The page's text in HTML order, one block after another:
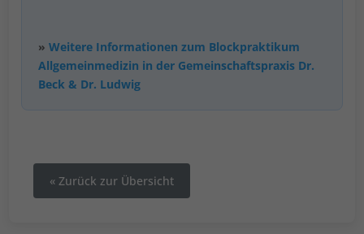
»Weitere Informationen zum Blockpraktikum
Allgemeinmedizin in der Gemeinschaftspraxis Dr.
Beck & Dr. Ludwig
« Zurück zur Übersicht